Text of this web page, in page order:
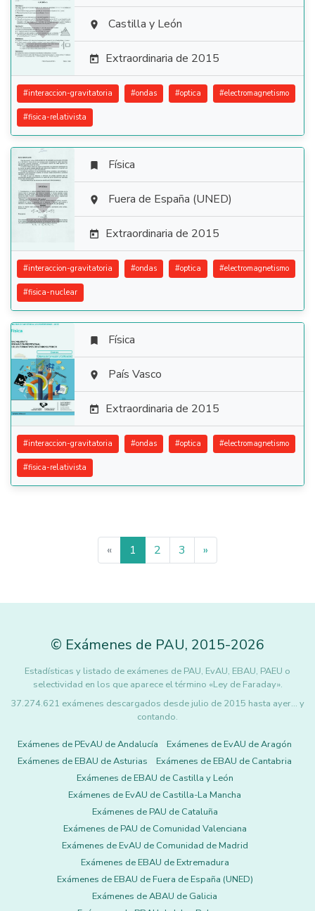
  Castilla y León
 Extraordinaria de 2015
#interaccion-gravitatoria #ondas #optica #electromagnetismo
#fisica-relativista

 Física
 Fuera de España (UNED)
 Extraordinaria de 2015
#interaccion-gravitatoria #ondas #optica #electromagnetismo
#fisica-nuclear

 Física
 País Vasco
 Extraordinaria de 2015
#interaccion-gravitatoria #ondas #optica #electromagnetismo
#fisica-relativista
« 1 2 3 »
© Exámenes de PAU, 2015-2026
Estadísticas y listado de exámenes de PAU, EvAU, EBAU, PAEU o
selectividad en los que aparece el término «Ley de Faraday».
37.274.621 exámenes descargados desde julio de 2015 hasta ayer... y
contando.
Exámenes de PEvAU de Andalucía
Exámenes de EvAU de Aragón
Exámenes de EBAU de Asturias
Exámenes de EBAU de Cantabria
Exámenes de EBAU de Castilla y León
Exámenes de EvAU de Castilla-La Mancha
Exámenes de PAU de Cataluña
Exámenes de PAU de Comunidad Valenciana
Exámenes de EvAU de Comunidad de Madrid
Exámenes de EBAU de Extremadura
Exámenes de EBAU de Fuera de España (UNED)
Exámenes de ABAU de Galicia